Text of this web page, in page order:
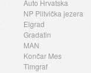
Auto Hrvatska
NP Plitvička jezera
Elgrad
Gradatin
MAN
Končar Mes
Timgraf